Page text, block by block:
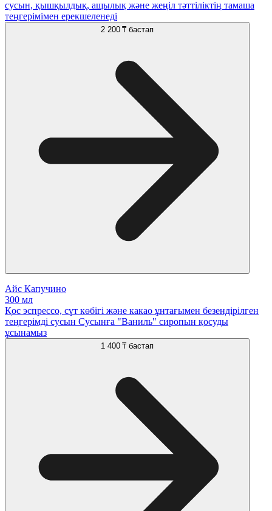
сусын, қышқылдық, ащылық және жеңіл тәттіліктің тамаша
теңгерімімен ерекшеленеді
2 200 ₸ бастап
Айс Капучино
300 мл
Қос эспрессо, сүт көбігі және какао ұнтағымен безендірілген
теңгерімді сусын Сусынға "Ваниль" сиропын қосуды
ұсынамыз
1 400 ₸ бастап